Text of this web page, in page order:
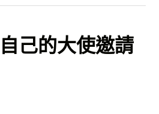
己的大使邀請